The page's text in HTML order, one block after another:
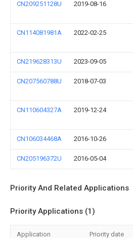
CN209251128U 2019-08-16
CN114081981A 2022-02-25
CN219628313U 2023-09-05
CN207560788U 2018-07-03
CN110604327A 2019-12-24
CN106034468A 2016-10-26
CN205196372U 2016-05-04
Priority And Related Applications
Priority Applications (1)
Application Priority date